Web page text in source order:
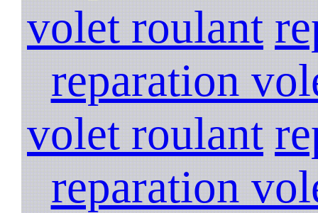
volet roulant
reparation
volet roulant
reparation